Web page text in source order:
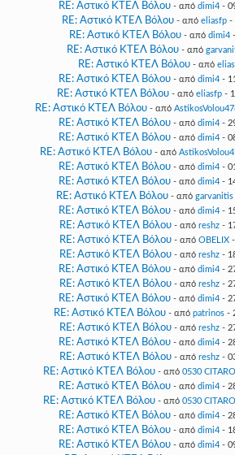
RE: Αστικό ΚΤΕΛ Βόλου - από dimi4 -
RE: Αστικό ΚΤΕΛ Βόλου - από eliasfp -
RE: Αστικό ΚΤΕΛ Βόλου - από dimi4
RE: Αστικό ΚΤΕΛ Βόλου - από
RE: Αστικό ΚΤΕΛ Βόλου - από
RE: Αστικό ΚΤΕΛ Βόλου - από dimi4 -
RE: Αστικό ΚΤΕΛ Βόλου - από eliasfp-
RE: Αστικό ΚΤΕΛ Βόλου - από
RE: Αστικό ΚΤΕΛ Βόλου - από dimi4 -
RE: Αστικό ΚΤΕΛ Βόλου - από dimi4 -
RE: Αστικό ΚΤΕΛ Βόλου - από
RE: Αστικό ΚΤΕΛ Βόλου - από dimi4 -
RE: Αστικό ΚΤΕΛ Βόλου - από dimi4 -
RE: Αστικό ΚΤΕΛ Βόλου - από garvanitis
RE: Αστικό ΚΤΕΛ Βόλου - από dimi4 -
RE: Αστικό ΚΤΕΛ Βόλου - από reshz-
RE: Αστικό ΚΤΕΛ Βόλου - από OBELIX
RE: Αστικό ΚΤΕΛ Βόλου - από reshz-
RE: Αστικό ΚΤΕΛ Βόλου - από dimi4 -
RE: Αστικό ΚΤΕΛ Βόλου - από reshz-
RE: Αστικό ΚΤΕΛ Βόλου - από dimi4 -
RE: Αστικό ΚΤΕΛ Βόλου - από patrinos -
RE: Αστικό ΚΤΕΛ Βόλου - από reshz-
RE: Αστικό ΚΤΕΛ Βόλου - από dimi4 -
RE: Αστικό ΚΤΕΛ Βόλου - από reshz-
RE: Αστικό ΚΤΕΛ Βόλου - από 0530 CITARO
RE: Αστικό ΚΤΕΛ Βόλου - από dimi4 -
RE: Αστικό ΚΤΕΛ Βόλου - από 0530 CITARO
RE: Αστικό ΚΤΕΛ Βόλου - από dimi4 -
RE: Αστικό ΚΤΕΛ Βόλου - από dimi4 -
RE: Αστικό ΚΤΕΛ Βόλου - από dimi4 -